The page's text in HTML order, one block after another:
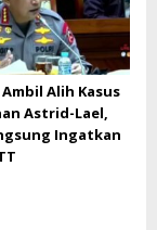
Alih Kasus
Astrid-Lael,
Ingatkan